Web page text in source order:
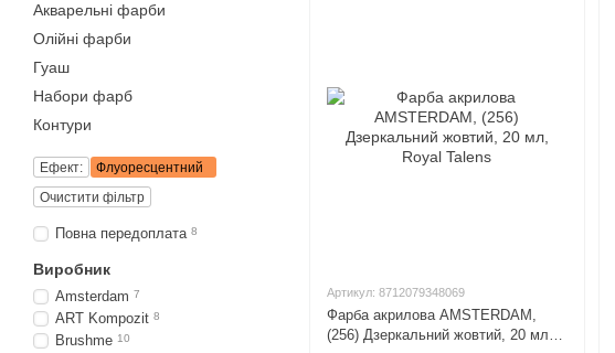
Артикул: 8712079348069
Фарба акрилова AMSTERDAM,
(256) Дзеркальний жовтий, 20 мл,
Акварельнi фарби
Олійні фарби
Гуаш
Набори фарб
Контури
Ефект:
Флуоресцентний
Очистити фільтр
Повна передоплата 8
Виробник
Amsterdam 7
ART Kompozit 8
Brushme 10